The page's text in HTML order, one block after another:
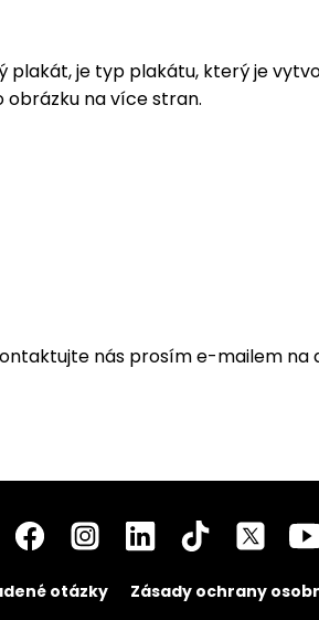
je typ plakátu, který je
na více stran.
nás prosím e-mailem na
otázky Zásady ochrany